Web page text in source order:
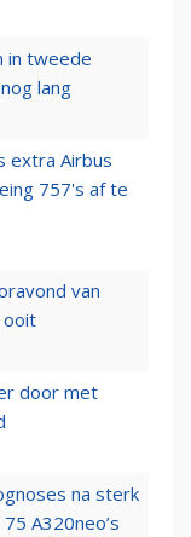
in tweede
lang
extra Airbus
757's af te
van
ooit
door met
na sterk
A320neo’s